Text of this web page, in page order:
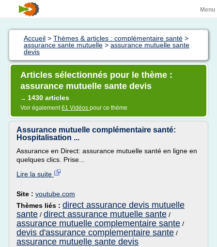
Menu
Accueil > Thèmes & articles : complémentaire santé >
assurance sante mutuelle > assurance mutuelle sante
devis
Articles sélectionnés pour le thème :
assurance mutuelle sante devis
→ 1430 articles
Voir également61 Vidéos pour ce thème
Assurance mutuelle complémentaire santé:
Hospitalisation ...
Assurance en Direct: assurance mutuelle santé en ligne en
quelques clics. Prise...
Lire la suite
Site : youtube.com
Thèmes liés : direct assurance devis mutuelle
sante / direct assurance mutuelle sante /
assurance mutuelle complementaire sante /
devis d'assurance complementaire sante /
assurance mutuelle sante devis